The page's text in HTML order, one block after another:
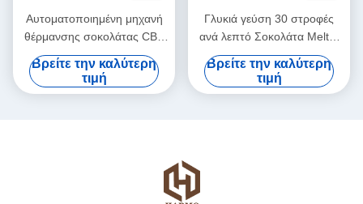
Αυτοματοποιημένη μηχανή
θέρμανσης σοκολάτας CBE
25L
Βρείτε την καλύτερη
τιμή
Γλυκιά γεύση 30 στροφές
ανά λεπτό Σοκολάτα Melter
Εμπορική
Βρείτε την καλύτερη
τιμή